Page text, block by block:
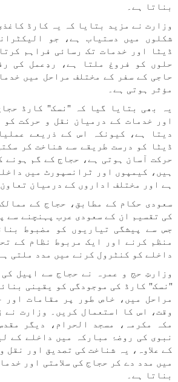
بناتا ہے۔
وزارت نے مزید بتایا کہ یہ کارڈ
شکلوں میں دستیاب ہے، جو
ڈیٹا اور خدمات تک رسائی فراہم
حلوں کو فروغ ملتا ہے، ردِعمل کی
حاجی کے سفر کے مختلف مراحل میں
مؤثر ہوتی ہے۔
یہ بھی بتایا گیا کہ "نسک" کارڈ
اور خدمات کے درمیان نقل و حرکت کو
دیتا ہے، کیونکہ اس کے ذریعے
ڈیٹا کو درست طریقے سے شناخت کر
حرکت آسان ہوتی ہے، حجاج کے گم ہونے
ہیں، کیمپوں اور ٹرانسپورٹ میں
ہے اور مختلف اداروں کے درمیان
سعودی حکام کے مطابق، حجاج کے
کی تقسیم ان کے سعودی عرب پہنچنے سے
جس سے پیشگی تیاریوں کو مضبوط
منظم کرنے اور ایک مربوط نظام کے
داخلے کو کنٹرول کرنے میں مدد ملتی
وزارتِ حج و عمرہ نے حجاج سے اپیل
"نسک" کارڈ کی موجودگی کو یقینی
مراحل میں، خاص طور پر مقامات اور
وقت، اس کا استعمال کریں۔ وزارت نے
مکہ مکرمہ، مسجد الحرام، دیگر
نبوی کی روضۂ مبارکہ میں داخلے کے
کے علاوہ، یہ شناخت کی تصدیق اور نقل
میں مدد دے کر حجاج کی سلامتی اور
بناتا ہے۔